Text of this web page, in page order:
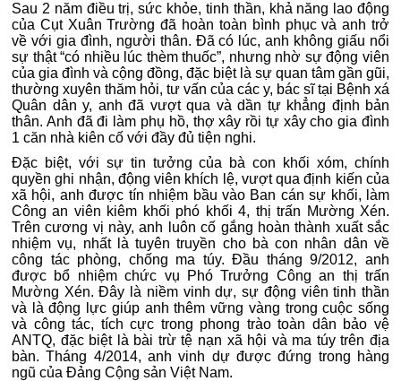
Sau 2 năm điều trị, sức khỏe, tinh thần, khả năng lao động
của Cụt Xuân Trường đã hoàn toàn bình phục và anh trở
về với gia đình, người thân. Đã có lúc, anh không giấu nổi
sự thật “có nhiều lúc thèm thuốc”, nhưng nhờ sự động viên
của gia đình và cộng đồng, đặc biệt là sự quan tâm gần gũi,
thường xuyên thăm hỏi, tư vấn của các y, bác sĩ tại Bệnh xá
Quân dân y, anh đã vượt qua và dần tự khẳng định bản
thân. Anh đã đi làm phụ hồ, thợ xây rồi tự xây cho gia đình
1 căn nhà kiên cố với đầy đủ tiện nghi.
Đặc biệt, với sự tin tưởng của bà con khối xóm, chính
quyền ghi nhận, động viên khích lệ, vượt qua định kiến của
xã hội, anh được tín nhiệm bầu vào Ban cán sự khối, làm
Công an viên kiêm khối phó khối 4, thị trấn Mường Xén.
Trên cương vị này, anh luôn cố gắng hoàn thành xuất sắc
nhiệm vụ, nhất là tuyên truyền cho bà con nhân dân về
công tác phòng, chống ma túy.Đầu tháng 9/2012, anh
được bổ nhiệm chức vụ Phó Trưởng Công an thị trấn
Mường Xén. Đây là niềm vinh dự, sự động viên tinh thần
và là động lực giúp anh thêm vững vàng trong cuộc sống
và công tác, tích cực trong phong trào toàn dân bảo vệ
ANTQ, đặc biệt là bài trừ tệ nạn xã hội và ma túy trên địa
bàn. Tháng 4/2014, anh vinh dự được đứng trong hàng
ngũ của Đảng Cộng sản Việt Nam.